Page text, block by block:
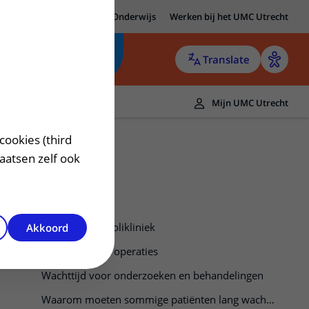
Onderwijs Werken bij het UMC Utrecht
Translate
Mijn UMC Utrecht
Uw wachttijd polikliniek
Wachttijd voor operaties
Wachttijd voor onderzoeken en behandelingen
Waarom moeten sommige patiënten lang wachten?
(third
zelf ook
Akkoord